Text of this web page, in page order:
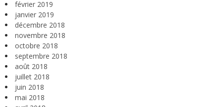
février 2019
janvier 2019
décembre 2018
novembre 2018
octobre 2018
septembre 2018
août 2018
juillet 2018
juin 2018
mai 2018